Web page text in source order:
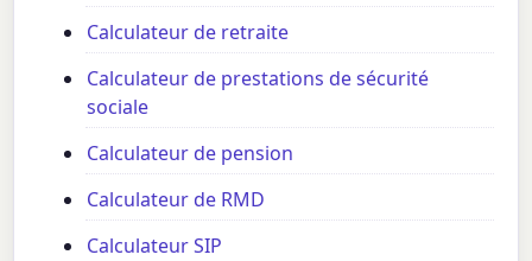
Calculateur de retraite
Calculateur de prestations de sécurité
sociale
Calculateur de pension
Calculateur de RMD
Calculateur SIP